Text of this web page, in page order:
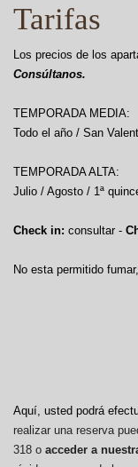
Tarifas
Los precios de los
Consúltanos.
TEMPORADA MEDIA:
Todo el año / San
TEMPORADA ALTA:
Julio / Agosto / 1ª
Check in: consultar -
No esta permitido
Aquí, usted podrá
realizar una reserva
318 o acceder a